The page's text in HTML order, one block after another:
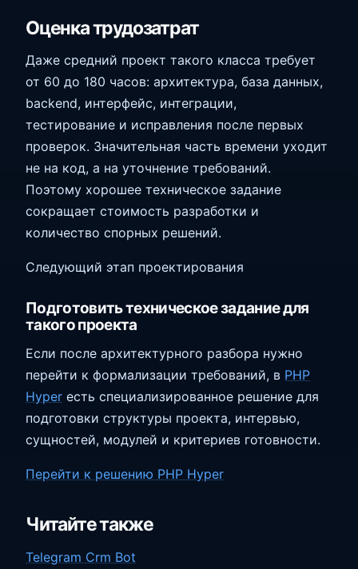
Оценка трудозатрат
Даже средний проект такого класса требует
от 60 до 180 часов: архитектура, база данных,
backend, интерфейс, интеграции,
тестирование и исправления после первых
проверок. Значительная часть времени уходит
не на код, а на уточнение требований.
Поэтому хорошее техническое задание
сокращает стоимость разработки и
количество спорных решений.
Следующий этап проектирования
Подготовить техническое задание для
такого проекта
Если после архитектурного разбора нужно
перейти к формализации требований, в PHP
Hyper есть специализированное решение для
подготовки структуры проекта, интервью,
сущностей, модулей и критериев готовности.
Перейти к решению PHP Hyper
Читайте также
Telegram Crm Bot